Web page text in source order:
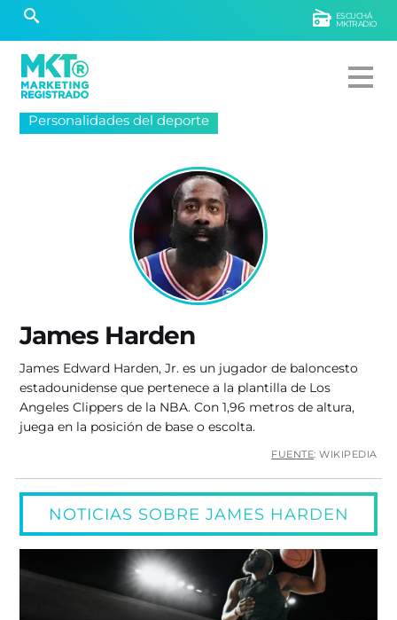
ESCUCHÁ
MKTRADIO
Personalidades del deporte
James Harden
James Edward Harden, Jr. es un jugador de baloncesto
estadounidense que pertenece a la plantilla de Los
Angeles Clippers de la NBA. Con 1,96 metros de altura,
juega en la posición de base o escolta.
FUENTE: WIKIPEDIA
NOTICIAS SOBRE JAMES HARDEN